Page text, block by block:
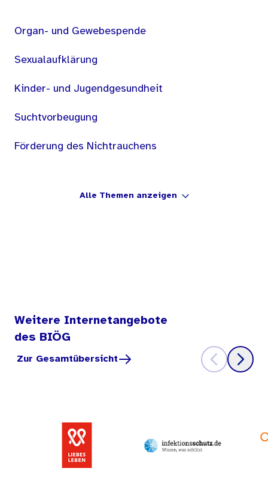
Organ- und Gewebespende
Sexualaufklärung
Kinder- und Jugendgesundheit
Suchtvorbeugung
Förderung des Nichtrauchens
Alle Themen anzeigen
Weitere Internetangebote
des BIÖG
Zur Gesamtübersicht